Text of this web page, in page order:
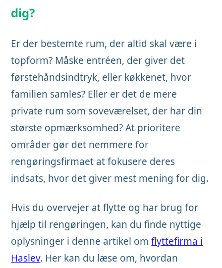
dig?
Er der bestemte rum, der altid skal være i
topform? Måske entréen, der giver det
førstehåndsindtryk, eller køkkenet, hvor
familien samles? Eller er det de mere
private rum som soveværelset, der har din
største opmærksomhed? At prioritere
områder gør det nemmere for
rengøringsfirmaet at fokusere deres
indsats, hvor det giver mest mening for dig.
Hvis du overvejer at flytte og har brug for
hjælp til rengøringen, kan du finde nyttige
oplysninger i denne artikel omflyttefirma i
Haslev. Her kan du læse om, hvordan